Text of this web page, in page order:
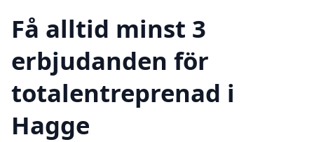
Få alltid minst 3
erbjudanden för
totalentreprenad i
Hagge